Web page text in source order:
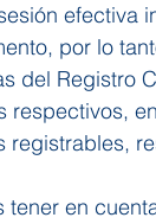
efectiva
por lo
del Registro
respectivos,
registrables,
tener en